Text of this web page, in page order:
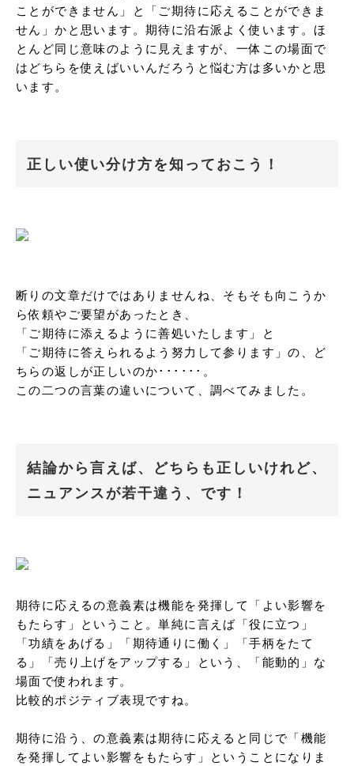
ことができません」と「ご期待に応えることができま
せん」かと思います。期待に沿右派よく使います。ほ
とんど同じ意味のように見えますが、一体この場面で
はどちらを使えばいいんだろうと悩む方は多いかと思
います。
正しい使い分け方を知っておこう！
断りの文章だけではありませんね、そもそも向こうか
ら依頼やご要望があったとき、
「ご期待に添えるように善処いたします」と
「ご期待に答えられるよう努力して参ります」の、ど
ちらの返しが正しいのか･･････。
この二つの言葉の違いについて、調べてみました。
結論から言えば、どちらも正しいけれど、
ニュアンスが若干違う、です！
期待に応えるの意義素は機能を発揮して「よい影響を
もたらす」ということ。単純に言えば「役に立つ」
「功績をあげる」「期待通りに働く」「手柄をたて
る」「売り上げをアップする」という、「能動的」な
場面で使われます。
比較的ポジティブ表現ですね。
期待に沿う、の意義素は期待に応えると同じで「機能
を発揮してよい影響をもたらす」ということになりま